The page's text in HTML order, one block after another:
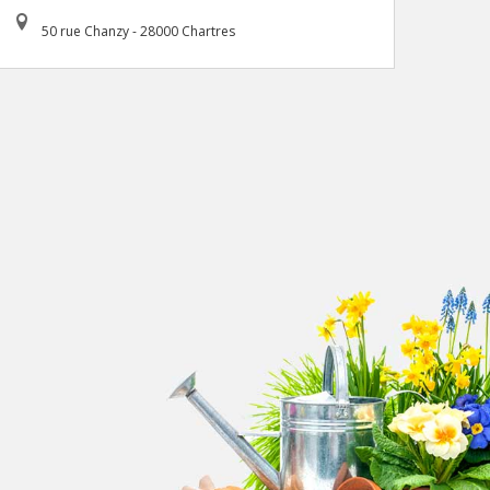
50 rue Chanzy - 28000 Chartres